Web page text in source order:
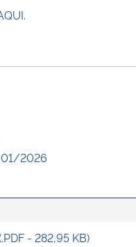
01/2026
- 282,95 KB)